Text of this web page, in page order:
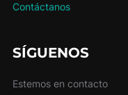
Contáctanos
SÍGUENOS
Estemos en contacto